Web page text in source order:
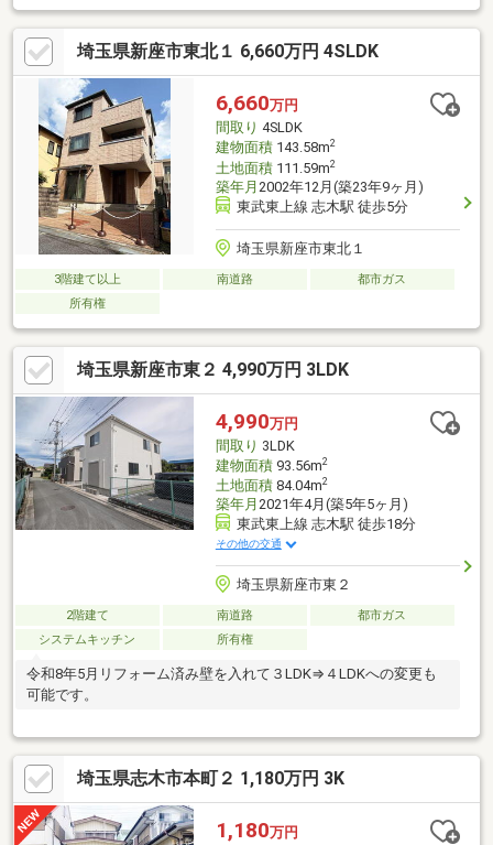
ホームページ未掲載物件や当社でしか扱っていない物件からも厳
選してオススメ物件をご紹介！◆アドバイザー全員が損害保険募
集人資格保持者アフターフォローもおまかせください！◆お住ま
いの購入にかかわる住宅ローン【フラット35】・【家電販売】・
【家具販売】・【保険の見直し】等におせっかいをする会社で
す！
埼玉県新座市東北１ 6,660万円 4SLDK
6,660万円
間取り 4SLDK
建物面積143.58m2
土地面積111.59m2
築年月 2002年12月(築23年9ヶ月)
東武東上線 志木駅 徒歩5分
埼玉県新座市東北１
3階建て以上 南道路
都市ガス
所有権
埼玉県新座市東２ 4,990万円 3LDK
4,990万円
間取り 3LDK
建物面積93.56m2
土地面積84.04m2
築年月 2021年4月(築5年5ヶ月)
東武東上線 志木駅 徒歩18分
その他の交通
埼玉県新座市東２
2階建て 南道路
都市ガス
システムキッチン
所有権
令和8年5月リフォーム済み壁を入れて３LDK⇒４LDKへの変更も
可能です。
埼玉県志木市本町２ 1,180万円 3K
1,180万円